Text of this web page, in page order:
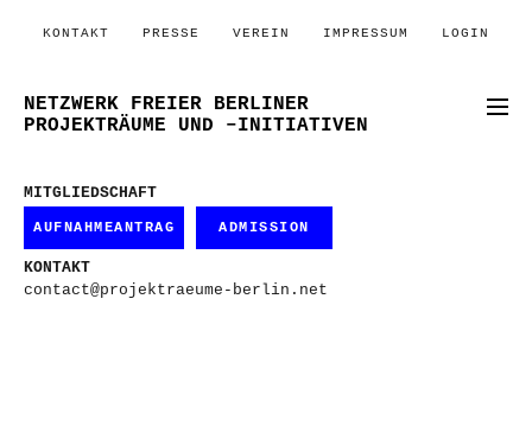
KONTAKT PRESSE VEREIN IMPRESSUM LOGIN
NETZWERK FREIER BERLINER
PROJEKTRÄUME UND –INITIATIVEN
MITGLIEDSCHAFT
AUFNAHMEANTRAG ADMISSION
KONTAKT
contact@projektraeume-berlin.net